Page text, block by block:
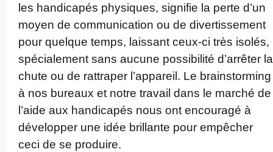
les handicapés physiques, signifie la perte d’un
moyen de commu­nica­tion ou de diver­tis­sement
pour quelque temps, laissant ceux-ci très isolés,
spécialement sans aucune possibilité d’arrêter la
chute ou de rattraper l’appareil. Le brain­storming
à nos bureaux et notre travail dans le marché de
l’aide aux handicapés nous ont encouragé à
développer une idée brillante pour empêcher
ceci de se produire.